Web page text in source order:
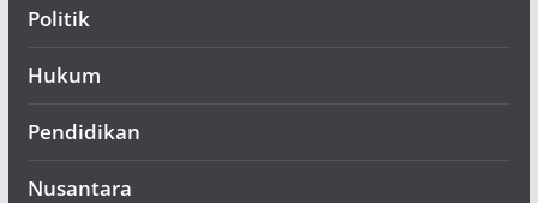
Politik
Hukum
Pendidikan
Nusantara